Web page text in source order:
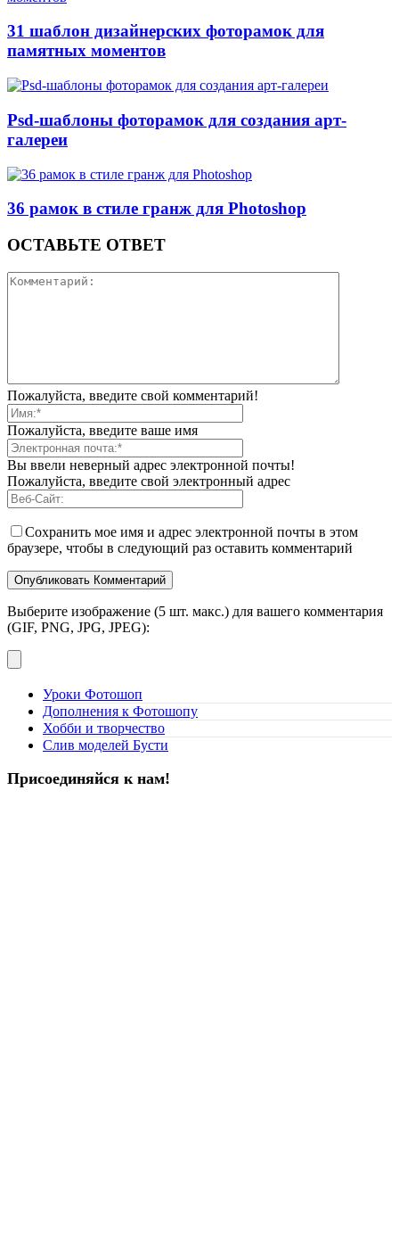
31 шаблон дизайнерских фоторамок для
памятных моментов
Psd-шаблоны фоторамок для создания арт-
галереи
36 рамок в стиле гранж для Photoshop
ОСТАВЬТЕ ОТВЕТ
Пожалуйста, введите свой комментарий!
Пожалуйста, введите ваше имя
Вы ввели неверный адрес электронной почты!
Пожалуйста, введите свой электронный адрес
Сохранить мое имя и адрес электронной почты в этом
браузере, чтобы в следующий раз оставить комментарий
Выберите изображение (5 шт. макс.) для вашего комментария
(GIF, PNG, JPG, JPEG):
Уроки Фотошоп
Дополнения к Фотошопу
Хобби и творчество
Слив моделей Бусти
Присоединяйся к нам!